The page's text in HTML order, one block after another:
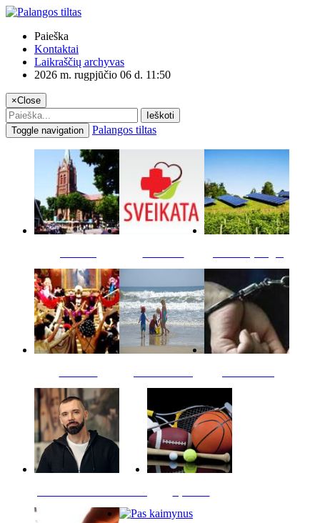
Paieška
Kontaktai
Laikraščių archyvas
2026 m. rugpjūčio 06 d. 11:50
×Close
Ieškoti
Toggle navigation
Palangos tiltas